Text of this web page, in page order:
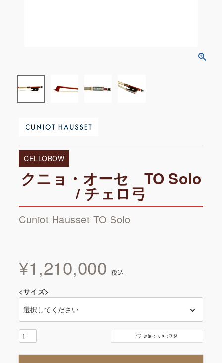
CELLOBOW
クニョ・オーセ TO Solo
/ チェロ弓
Cuniot Hausset TO Solo
¥1,210,000 税込
<サイズ>